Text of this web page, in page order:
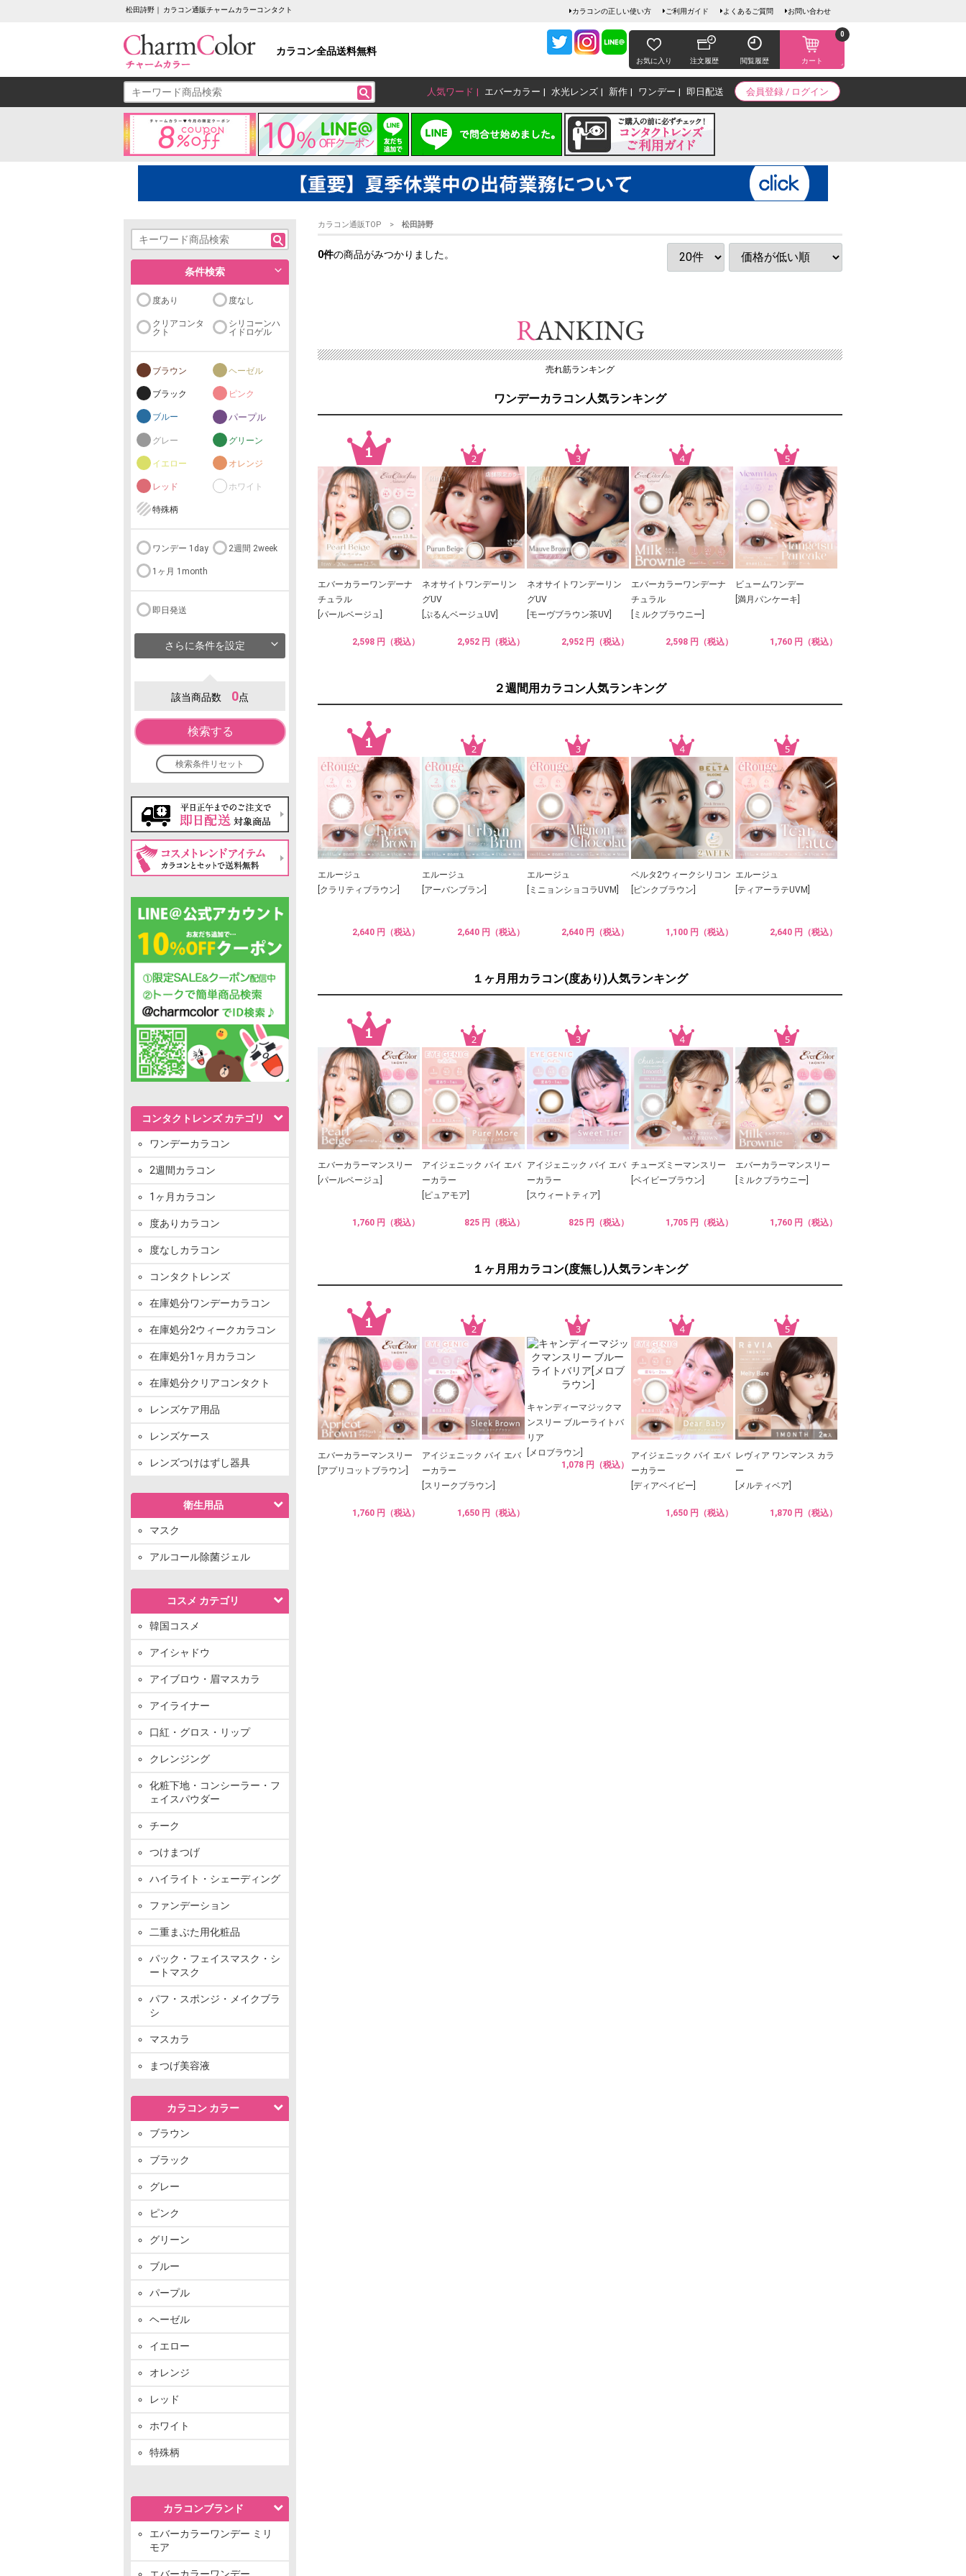
松田詩野｜ カラコン通販チャームカラーコンタクト カラコンの正しい使い方 ご利用ガイド よくあるご質問 お問い合わせ
カラコン全品送料無料
お気に入り 注文履歴 閲覧履歴 カート
0
会員登録 / ログイン
人気ワード エバーカラー 水光レンズ 新作 ワンデー 即日配送
条件検索
度あり 度なし
クリアコンタ
クト
シリコーンハ
イドロゲル
ブラウン ヘーゼル
ブラック ピンク
ブルー パープル
グレー グリーン
イエロー オレンジ
レッド ホワイト
特殊柄
ワンデー 1day 2週間 2week
1ヶ月 1month
即日発送
さらに条件を設定
該当商品数 0点
検索する
検索条件リセット
コンタクトレンズ カテゴリ
ワンデーカラコン
2週間カラコン
1ヶ月カラコン
度ありカラコン
度なしカラコン
コンタクトレンズ
在庫処分ワンデーカラコン
在庫処分2ウィークカラコン
在庫処分1ヶ月カラコン
在庫処分クリアコンタクト
レンズケア用品
レンズケース
レンズつけはずし器具
衛生用品
マスク
アルコール除菌ジェル
コスメ カテゴリ
韓国コスメ
アイシャドウ
アイブロウ・眉マスカラ
アイライナー
口紅・グロス・リップ
クレンジング
化粧下地・コンシーラー・フ
ェイスパウダー
チーク
つけまつげ
ハイライト・シェーディング
ファンデーション
二重まぶた用化粧品
パック・フェイスマスク・シ
ートマスク
パフ・スポンジ・メイクブラ
シ
マスカラ
まつげ美容液
カラコン カラー
ブラウン
ブラック
グレー
ピンク
グリーン
ブルー
パープル
ヘーゼル
イエロー
オレンジ
レッド
ホワイト
特殊柄
カラコンブランド
エバーカラーワンデー ミリ
モア
エバーカラーワンデー
カラコン通販TOP 松田詩野
0件の商品がみつかりました。
売れ筋ランキング
ワンデーカラコン人気ランキング
エバーカラーワンデーナ
チュラル
[パールベージュ]
2,598 円（税込）
ネオサイトワンデーリン
グUV
[ぷるんベージュUV]
2,952 円（税込）
ネオサイトワンデーリン
グUV
[モーヴブラウン茶UV]
2,952 円（税込）
エバーカラーワンデーナ
チュラル
[ミルクブラウニー]
2,598 円（税込）
ビュームワンデー
[満月パンケーキ]
1,760 円（税込）
２週間用カラコン人気ランキング
エルージュ
[クラリティブラウン]
2,640 円（税込）
エルージュ
[アーバンブラン]
2,640 円（税込）
エルージュ
[ミニョンショコラUVM]
2,640 円（税込）
ベルタ2ウィークシリコン
[ピンクブラウン]
1,100 円（税込）
エルージュ
[ティアーラテUVM]
2,640 円（税込）
１ヶ月用カラコン(度あり)人気ランキング
エバーカラーマンスリー
[パールベージュ]
1,760 円（税込）
アイジェニック バイ エバ
ーカラー
[ピュアモア]
825 円（税込）
アイジェニック バイ エバ
ーカラー
[スウィートティア]
825 円（税込）
チューズミーマンスリー
[ベイビーブラウン]
1,705 円（税込）
エバーカラーマンスリー
[ミルクブラウニー]
1,760 円（税込）
１ヶ月用カラコン(度無し)人気ランキング
エバーカラーマンスリー
[アプリコットブラウン]
1,760 円（税込）
アイジェニック バイ エバ
ーカラー
[スリークブラウン]
1,650 円（税込）
キャンディーマジックマ
ンスリー ブルーライトバ
リア
[メロブラウン]
1,078 円（税込）
アイジェニック バイ エバ
ーカラー
[ディアベイビー]
1,650 円（税込）
レヴィア ワンマンス カラ
ー
[メルティベア]
1,870 円（税込）